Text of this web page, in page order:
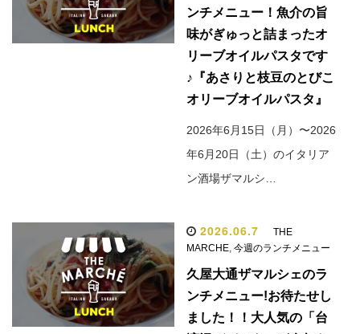
ンチメニュー！魚介の旨
味がぎゅっと詰まったオ
リーブオイルパスタです
♪『あさりと枝豆のとびこ
オリーブオイルパスタ』
2026年6月15日（月）〜2026
年6月20日（土）のイタリア
ン酒場ザマルシ…
2026.06.7
THE
MARCHE, 今週のランチメニュー
久屋大通ザマルシェのラ
ンチメニュー!お待たせし
ました！！大人気の「台